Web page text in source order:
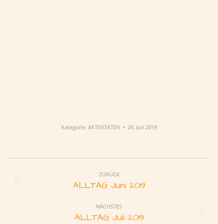
Kategorie: AKTIVITÄTEN 26. Juli 2019
Navigation
ZURÜCK
Vorheriges
ALLTAG Juni 2019
NÄCHSTES
Nächstes
ALLTAG Juli 2019